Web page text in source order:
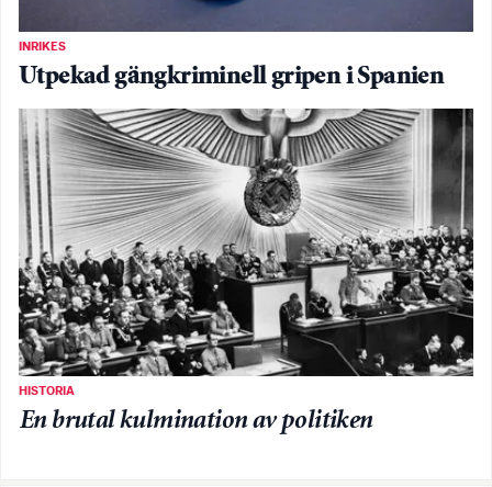
INRIKES
Utpekad gängkriminell gripen i Spanien
HISTORIA
En brutal kulmination av politiken